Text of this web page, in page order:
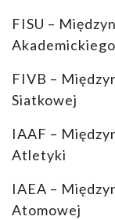
FISU –
Akademickiego
FIVB –
Siatkowej
IAAF –
Atletyki
IAEA –
Atomowej